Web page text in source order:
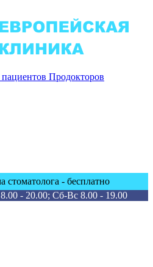
Продокторов
стоматолога - бесплатно
- 20.00; Сб-Вс 8.00 - 19.00